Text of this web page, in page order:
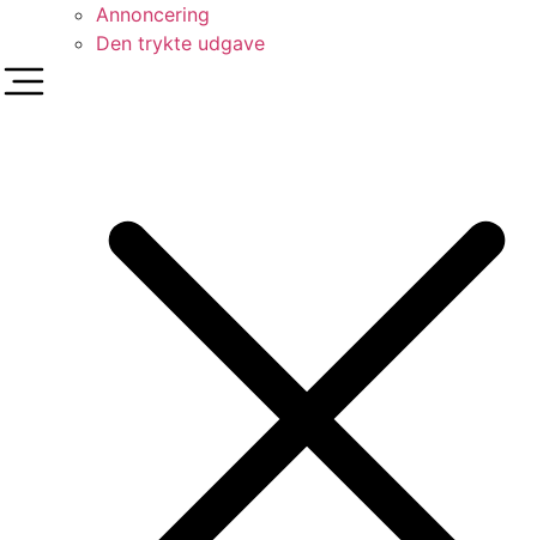
Annoncering
Den trykte udgave